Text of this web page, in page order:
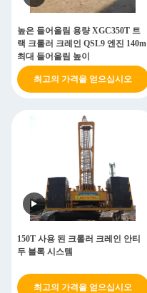
높은 들어올림 용량 XGC350T 트
랙 크롤러 크레인 QSL9 엔진 140m
최대 들어올림 높이
최고의 가격을 얻으십시오
150T 사용 된 크롤러 크레인 안티
두 블록 시스템
최고의 가격을 얻으십시오